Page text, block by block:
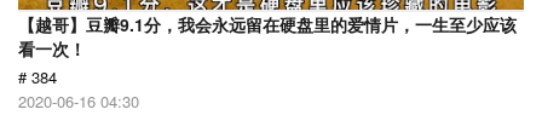
【越哥】豆瓣9.1分，我会永远留在硬盘里的爱情片，一生至少应该
看一次！
# 384
2020-06-16 04:30